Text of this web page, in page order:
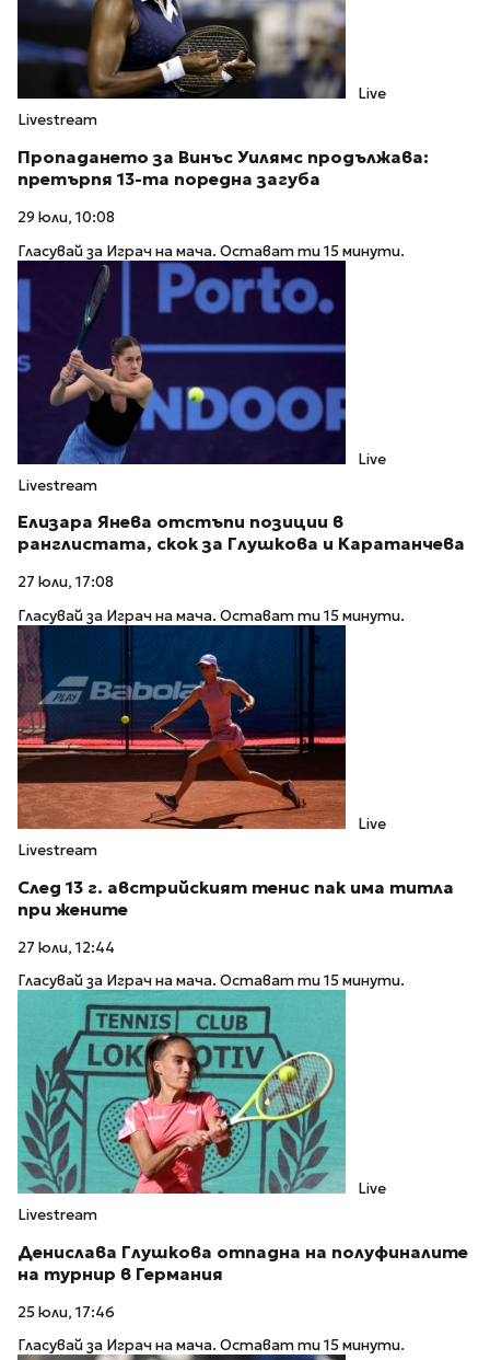
Live
Livestream
Пропадането за Винъс Уилямс продължава:
претърпя 13-та поредна загуба
29 юли, 10:08
Гласувай за Играч на мача. Остават ти 15 минути.
Live
Livestream
Елизара Янева отстъпи позиции в
ранглистата, скок за Глушкова и Каратанчева
27 юли, 17:08
Гласувай за Играч на мача. Остават ти 15 минути.
Live
Livestream
След 13 г. австрийският тенис пак има титла
при жените
27 юли, 12:44
Гласувай за Играч на мача. Остават ти 15 минути.
Live
Livestream
Денислава Глушкова отпадна на полуфиналите
на турнир в Германия
25 юли, 17:46
Гласувай за Играч на мача. Остават ти 15 минути.